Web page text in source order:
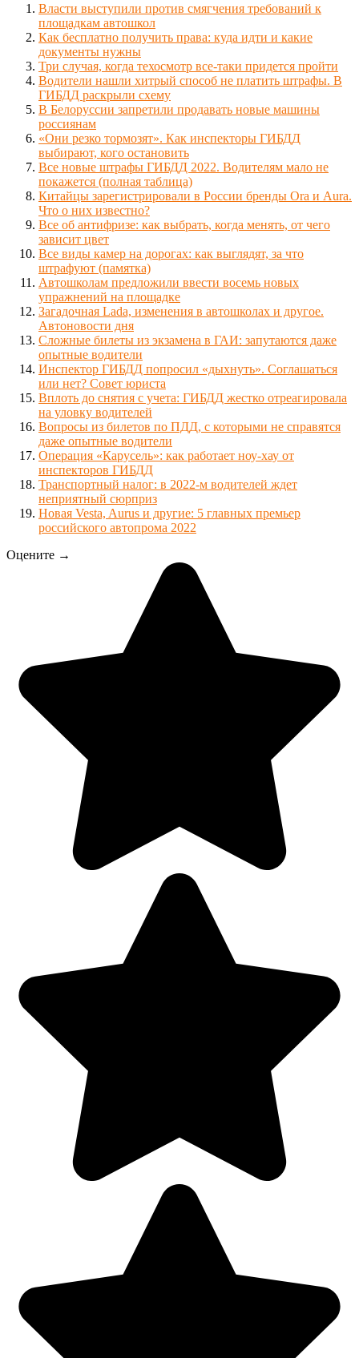
Власти выступили против смягчения требований к
площадкам автошкол
Как бесплатно получить права: куда идти и какие
документы нужны
Три случая, когда техосмотр все-таки придется пройти
Водители нашли хитрый способ не платить штрафы. В
ГИБДД раскрыли схему
В Белоруссии запретили продавать новые машины
россиянам
«Они резко тормозят». Как инспекторы ГИБДД
выбирают, кого остановить
Все новые штрафы ГИБДД 2022. Водителям мало не
покажется (полная таблица)
Китайцы зарегистрировали в России бренды Ora и Aura.
Что о них известно?
Все об антифризе: как выбрать, когда менять, от чего
зависит цвет
Все виды камер на дорогах: как выглядят, за что
штрафуют (памятка)
Автошколам предложили ввести восемь новых
упражнений на площадке
Загадочная Lada, изменения в автошколах и другое.
Автоновости дня
Сложные билеты из экзамена в ГАИ: запутаются даже
опытные водители
Инспектор ГИБДД попросил «дыхнуть». Соглашаться
или нет? Совет юриста
Вплоть до снятия с учета: ГИБДД жестко отреагировала
на уловку водителей
Вопросы из билетов по ПДД, с которыми не справятся
даже опытные водители
Операция «Карусель»: как работает ноу-хау от
инспекторов ГИБДД
Транспортный налог: в 2022-м водителей ждет
неприятный сюрприз
Новая Vesta, Aurus и другие: 5 главных премьер
российского автопрома 2022
Оцените →